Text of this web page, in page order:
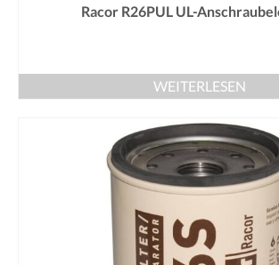
Racor R26PUL UL-
WEITERLESEN